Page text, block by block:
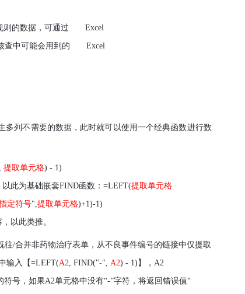
则的数据，可通过 Excel
查中可能会用到的 Excel
多列不需要的数据，此时就可以使用一个经典函数进行数
提取单元格) - 1)
以此为基础嵌套FIND函数： =LEFT(提取单元格
定符号",提取单元格)+1)-1)
以此类推。
往/合并非药物治疗表单，从不良事件编号的链接中仅提取
输入【=LEFT(A2, FIND("-", A2) - 1) 】， A2
符号，如果A2单元格中没有“-”字符，将返回错误值“